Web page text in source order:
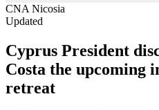
CNA Nicosia
Updated
Cyprus President
Costa the upcoming
retreat